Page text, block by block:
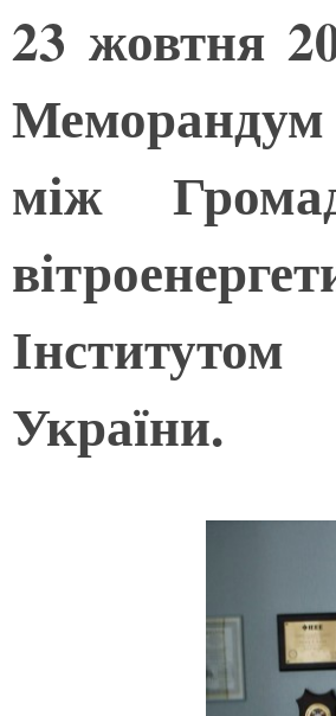
23 жовтня
Меморандум
між
України.